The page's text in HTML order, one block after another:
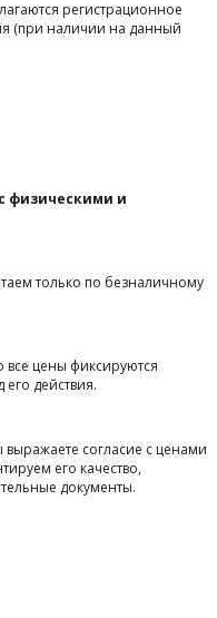
регистрационное
(при наличии на данный
физическими и
только по безналичному
все цены фиксируются
действия.
выражаете согласие с ценами
его качество,
документы.